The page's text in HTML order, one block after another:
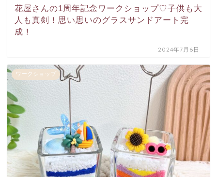
花屋さんの1周年記念ワークショップ♡子供も大
人も真剣！思い思いのグラスサンドアート完
成！
2024年7月6日
ワークショップ